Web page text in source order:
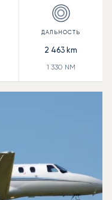
2 463 km
1 330 NM